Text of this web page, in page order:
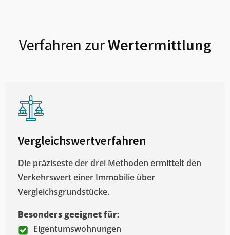
Verfahren zurWertermittlung
Vergleichswertverfahren
Die präziseste der drei Methoden ermittelt den
Verkehrswert einer Immobilie über
Vergleichsgrundstücke.
Besonders geeignet für:
Eigentumswohnungen